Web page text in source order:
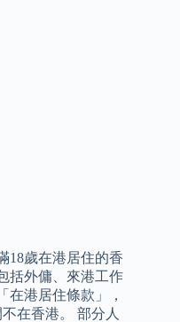
18歲在港居住的香
括外傭、來港工作
在港居住條款」，
在香港。 部分人